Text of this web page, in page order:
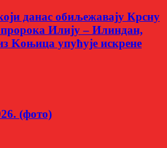
данас обиљежавају Крсну
Илију – Илиндан,
Kоњица упућује искрене
(фото)